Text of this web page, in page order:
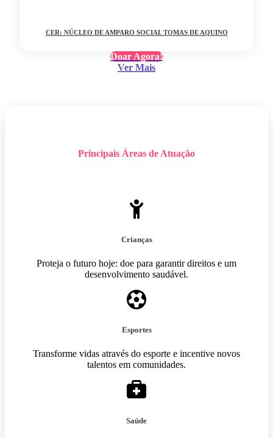
CER: NÚCLEO DE AMPARO SOCIAL TOMAS DE AQUINO
Doar Agora!
Ver Mais
Principais Áreas de Atuação
Crianças
Proteja o futuro hoje: doe para garantir direitos e um
desenvolvimento saudável.
Esportes
Transforme vidas através do esporte e incentive novos
talentos em comunidades.
Saúde